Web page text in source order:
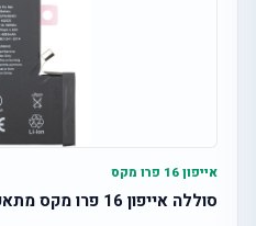
אייפון 16 פרו מקס
סוללה אייפון 16 פרו מקס מתאקטבת